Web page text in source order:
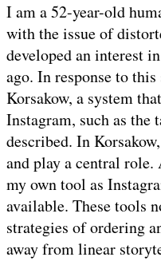
I am a 52-year-old
with the issue of
developed an interest
ago. In response to
Korsakow, a system
Instagram, such as the
described. In
and play a central
my own tool as
available. These tools
strategies of ordering
away from linear